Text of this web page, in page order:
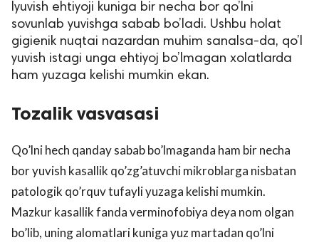
защищены.
lyuvish ehtiyoji kuniga bir necha bor qo’lni
sovunlab yuvishga sabab bo’ladi. Ushbu holat
gigienik nuqtai nazardan muhim sanalsa-da, qo’l
yuvish istagi unga ehtiyoj bo’lmagan xolatlarda
ham yuzaga kelishi mumkin ekan.
Tozalik vasvasasi
Qo’lni hech qanday sabab bo’lmaganda ham bir necha
bor yuvish kasallik qo’zg’atuvchi mikroblarga nisbatan
patologik qo’rquv tufayli yuzaga kelishi mumkin.
Mazkur kasallik fanda verminofobiya deya nom olgan
bo’lib, uning alomatlari kuniga yuz martadan qo’lni